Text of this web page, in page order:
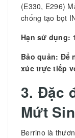
(E330, E296)
chống tạo bọt
Hạn sử dụng:
Bảo quản: Để
xúc trực tiếp
3. Đặc
Mứt
Berrino là